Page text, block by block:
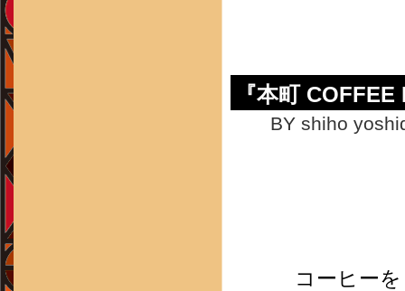
『本町
BY shiho
コーヒー